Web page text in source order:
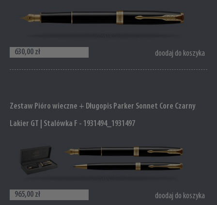
630,00 zł doodaj do koszyka
Zestaw Pióro wieczne + Długopis Parker Sonnet Core Czarny
Lakier GT | Stalówka F - 1931494_1931497
965,00 zł doodaj do koszyka